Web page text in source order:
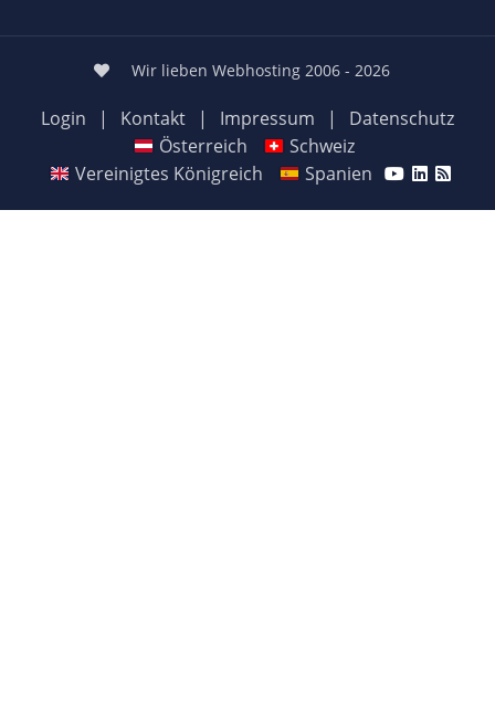
Wir lieben Webhosting 2006 - 2026
Login | Kontakt | Impressum |
Datenschutz
Österreich
Schweiz
Vereinigtes Königreich
Spanien